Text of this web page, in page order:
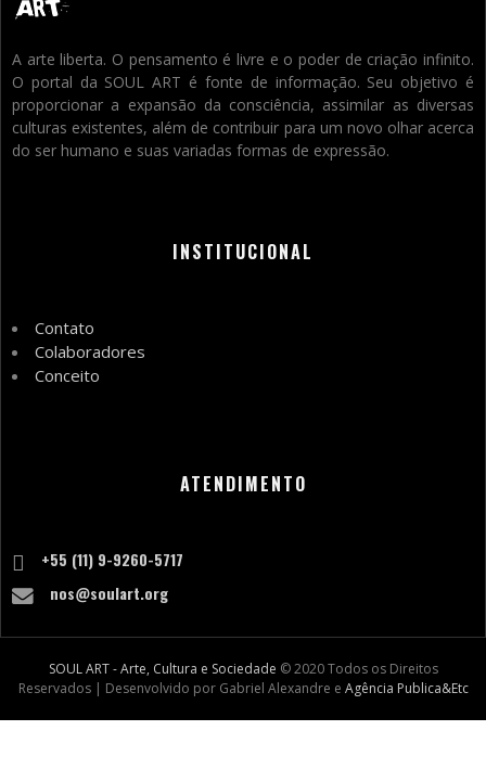
A arte liberta. O pensamento é livre e o poder de criação infinito.
O portal da SOUL ART é fonte de informação. Seu objetivo é
proporcionar a expansão da consciência, assimilar as diversas
culturas existentes, além de contribuir para um novo olhar acerca
do ser humano e suas variadas formas de expressão.
INSTITUCIONAL
Contato
Colaboradores
Conceito
ATENDIMENTO
+55 (11) 9-9260-5717
nos@soulart.org
SOUL ART - Arte, Cultura e Sociedade © 2020 Todos os Direitos
Reservados | Desenvolvido por Gabriel Alexandre e Agência Publica&Etc